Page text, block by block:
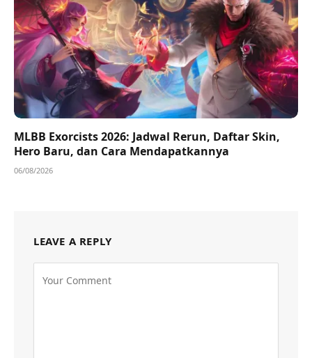
MLBB Exorcists 2026: Jadwal Rerun, Daftar Skin,
Hero Baru, dan Cara Mendapatkannya
06/08/2026
LEAVE A REPLY